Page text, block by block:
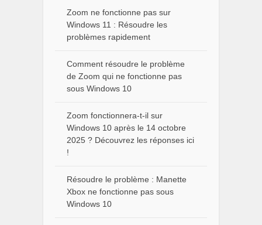
Zoom ne fonctionne pas sur
Windows 11 : Résoudre les
problèmes rapidement
Comment résoudre le problème
de Zoom qui ne fonctionne pas
sous Windows 10
Zoom fonctionnera-t-il sur
Windows 10 après le 14 octobre
2025 ? Découvrez les réponses ici
!
Résoudre le problème : Manette
Xbox ne fonctionne pas sous
Windows 10